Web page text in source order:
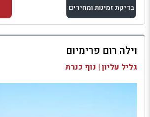
בדיקת זמינות ומחירים
למתחם זה
בדיקת זמינות ומחירים
וילה רום פרימיום
גליל עליון | נוף כנרת